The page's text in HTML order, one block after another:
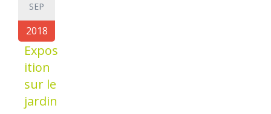
SEP
2018
Expos
ition
sur le
jardin